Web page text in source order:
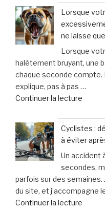
&
:
un
et
Lorsque
ne laisse
Lorsque
halètement bruyant, une
chaque seconde
explique, pas à pas …
Continuer la lecture
votre
chien
halète,
bave
et
titube
Cyclistes :
à éviter
Un accident
secondes,
parfois sur des semaines.
du site, et j’accompagne
Continuer la lecture